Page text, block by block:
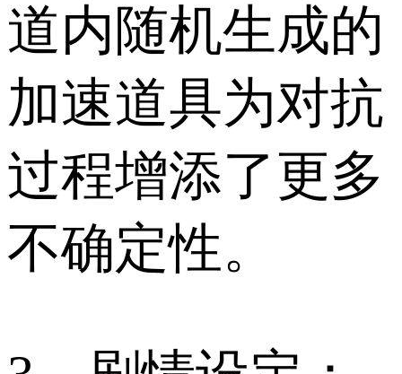
道内随机生成的
加速道具为对抗
过程增添了更多
不确定性。